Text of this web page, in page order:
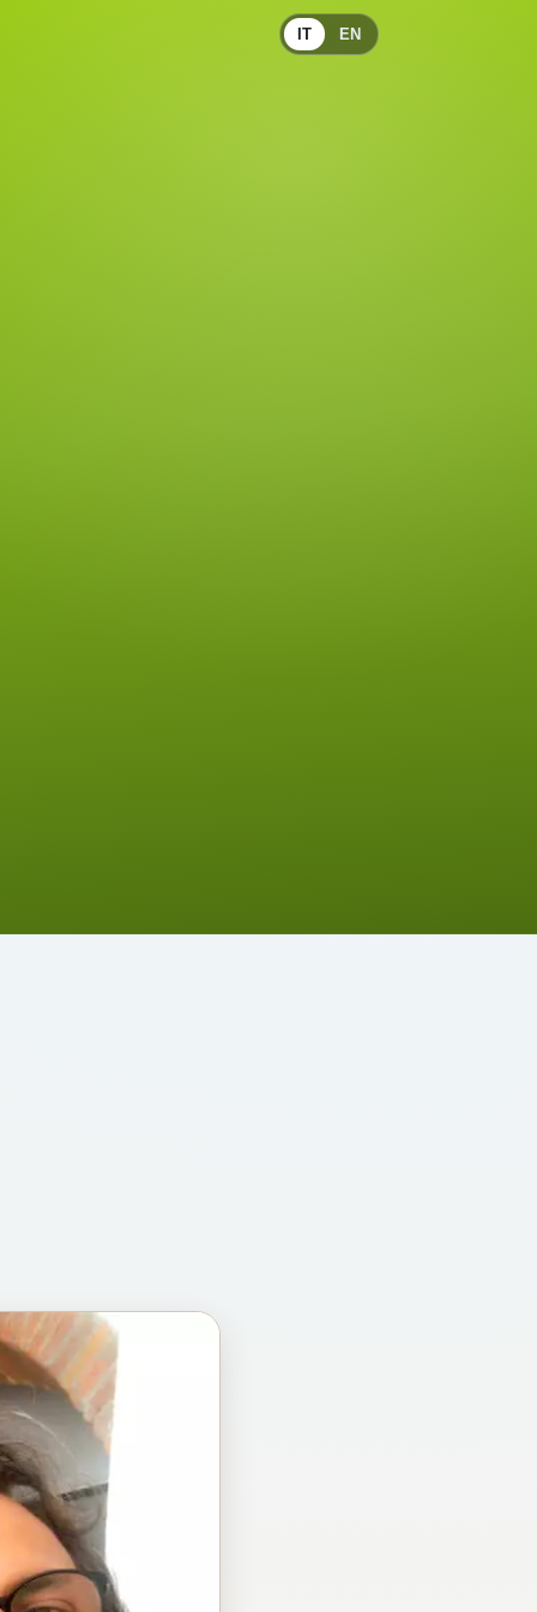
IT EN